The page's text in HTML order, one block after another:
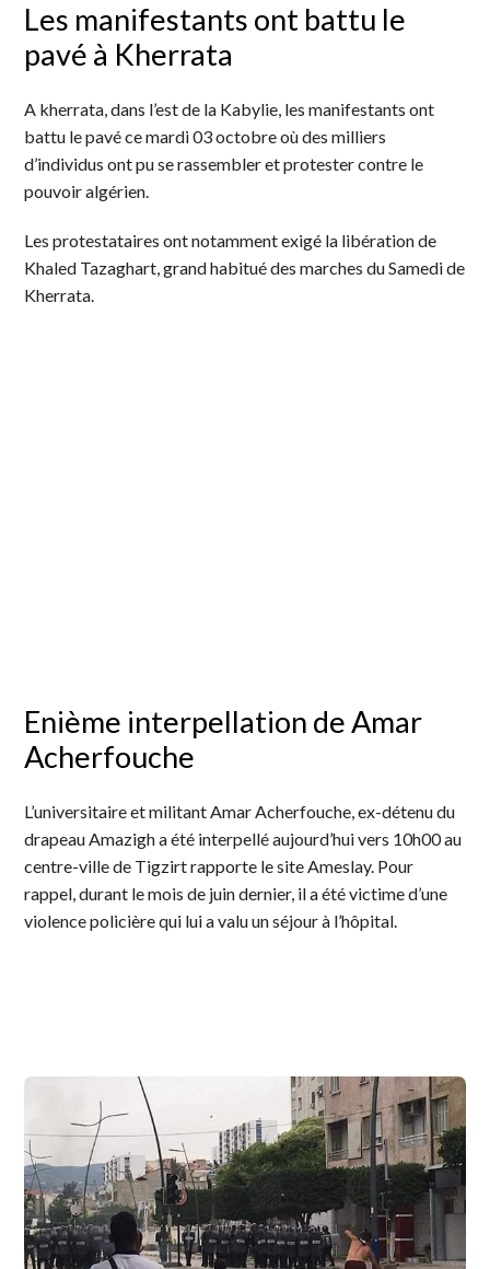
Les manifestants ont battu le
pavé à Kherrata
A kherrata, dans l’est de la Kabylie, les manifestants ont
battu le pavé ce mardi 03 octobre où des milliers
d’individus ont pu se rassembler et protester contre le
pouvoir algérien.
Les protestataires ont notamment exigé la libération de
Khaled Tazaghart, grand habitué des marches du Samedi de
Kherrata.
Enième interpellation de Amar
Acherfouche
L’universitaire et militant Amar Acherfouche, ex-détenu du
drapeau Amazigh a été interpellé aujourd’hui vers 10h00 au
centre-ville de Tigzirt rapporte le site Ameslay. Pour
rappel, durant le mois de juin dernier, il a été victime d’une
violence policière qui lui a valu un séjour à l’hôpital.